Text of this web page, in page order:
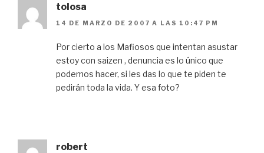
tolosa
14 DE MARZO DE 2007 A LAS 10:47 PM
Por cierto a los Mafiosos que intentan asustar
estoy con saizen , denuncia es lo único que
podemos hacer, si les das lo que te piden te
pedirán toda la vida. Y esa foto?
robert